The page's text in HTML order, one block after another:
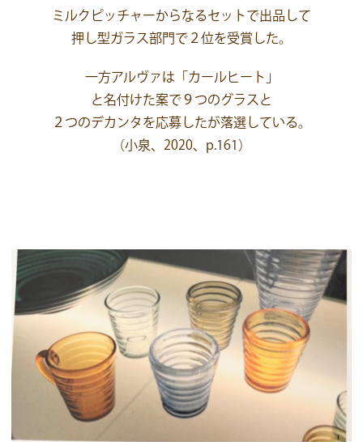
ミルクピッチャーからなるセットで出品して
押し型ガラス部門で２位を受賞した。
一方アルヴァは「カールヒート」
と名付けた案で９つのグラスと
２つのデカンタを応募したが落選している。
（小泉、2020、p.161）